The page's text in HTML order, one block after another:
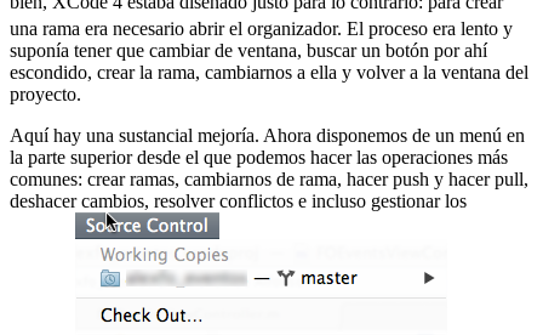
una rama era necesario abrir el organizador. El proceso era lento y
suponía tener que cambiar de ventana, buscar un botón por ahí
escondido, crear la rama, cambiarnos a ella y volver a la ventana del
proyecto.
Aquí hay una sustancial mejoría. Ahora disponemos de un menú en
la parte superior desde el que podemos hacer las operaciones más
comunes: crear ramas, cambiarnos de rama, hacer push y hacer pull,
deshacer cambios, resolver conflictos e incluso gestionar los